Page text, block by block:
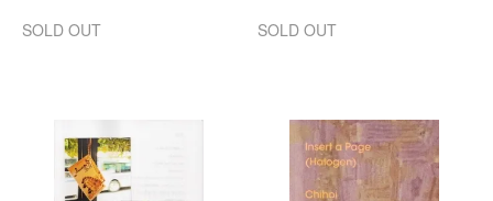
SOLD OUT
SOLD OUT